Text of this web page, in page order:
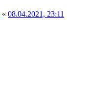
« 08.04.2021, 23:11